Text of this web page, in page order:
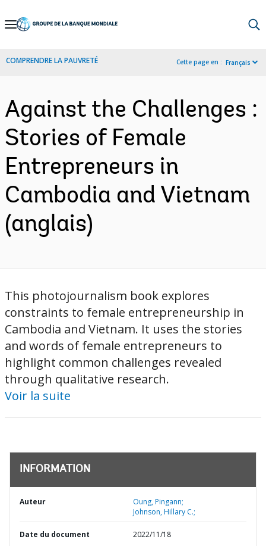
Skip
Navigation
COMPRENDRE LA PAUVRETÉ Cette page en : Français
Against the Challenges :
Stories of Female
Entrepreneurs in
Cambodia and Vietnam
(anglais)
This photojournalism book explores
constraints to female entrepreneurship in
Cambodia and Vietnam. It uses the stories
and words of female entrepreneurs to
highlight common challenges revealed
through qualitative research.
Voir la suite
INFORMATION
Auteur
Oung, Pingann;
Johnson, Hillary C.;
Date du document 2022/11/18